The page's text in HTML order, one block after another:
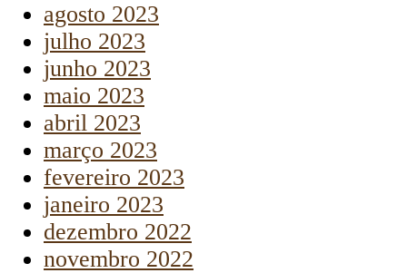
agosto 2023
julho 2023
junho 2023
maio 2023
abril 2023
março 2023
fevereiro 2023
janeiro 2023
dezembro 2022
novembro 2022